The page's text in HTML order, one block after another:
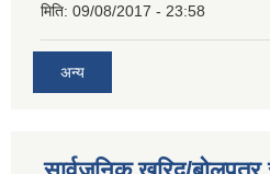
मिति: 09/08/2017 - 23:58
अन्य